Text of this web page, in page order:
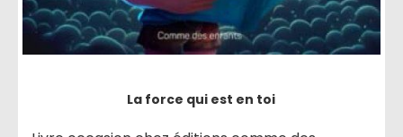
La force qui est en toi